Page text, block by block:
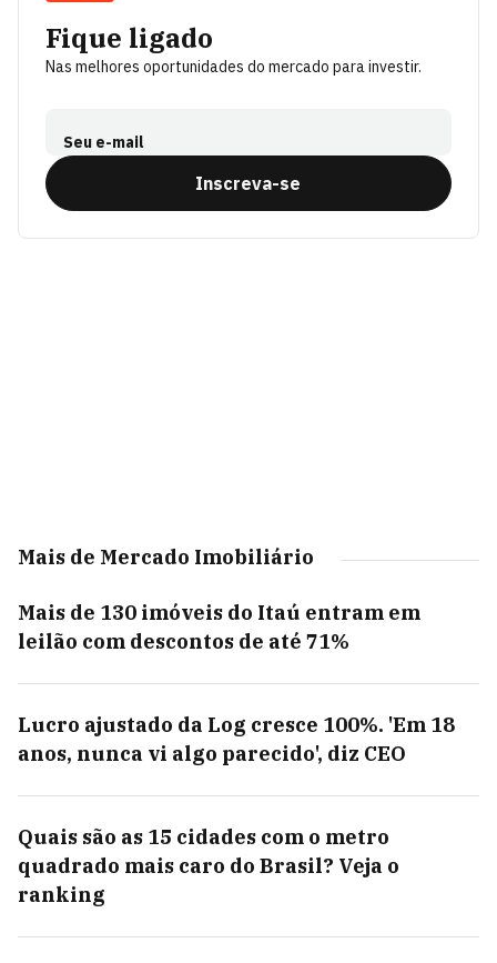
Fique ligado
Nas melhores oportunidades do mercado para investir.
Seu e-mail
Inscreva-se
Mais de Mercado Imobiliário
Mais de 130 imóveis do Itaú entram em
leilão com descontos de até 71%
Lucro ajustado da Log cresce 100%. 'Em 18
anos, nunca vi algo parecido', diz CEO
Quais são as 15 cidades com o metro
quadrado mais caro do Brasil? Veja o
ranking